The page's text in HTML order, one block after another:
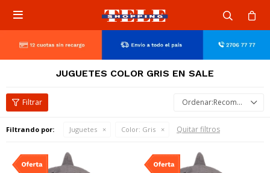

JUGUETES COLOR GRIS EN SALE
Recomendados
Filtrando por: Juguetes Color: Gris Quitar filtros